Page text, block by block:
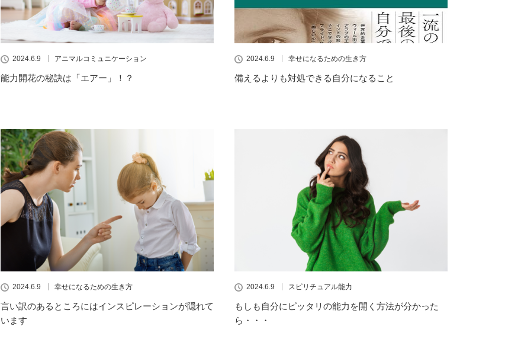
2024.6.9 アニマルコミュニケーション
能力開花の秘訣は「エアー」！？
2024.6.9 幸せになるための生き方
備えるよりも対処できる自分になること
2024.6.9 幸せになるための生き方
言い訳のあるところにはインスピレーションが隠れて
います
2024.6.9 スピリチュアル能力
もしも自分にピッタリの能力を開く方法が分かった
ら・・・